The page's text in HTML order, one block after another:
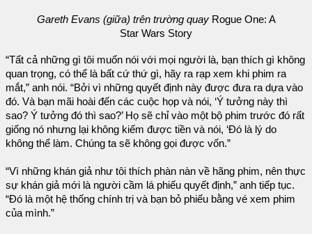
Gareth Evans (giữa) trên trường quayRogue One: A
Star Wars Story
“Tất cả những gì tôi muốn nói với mọi người là, bạn thích gì không
quan trọng, có thể là bất cứ thứ gì, hãy ra rạp xem khi phim ra
mắt,” anh nói. “Bởi vì những quyết định này được đưa ra dựa vào
đó. Và bạn mãi hoài đến các cuộc họp và nói, ‘Ý tưởng này thì
sao? Ý tưởng đó thì sao?’ Họ sẽ chỉ vào một bộ phim trước đó rất
giống nó nhưng lại không kiếm được tiền và nói, ‘Đó là lý do
không thể làm. Chúng ta sẽ không gọi được vốn.”
“Vì những khán giả như tôi thích phàn nàn về hãng phim, nên thực
sự khán giả mới là người cầm lá phiếu quyết định,” anh tiếp tục.
“Đó là một hệ thống chính trị và bạn bỏ phiếu bằng vé xem phim
của mình.”